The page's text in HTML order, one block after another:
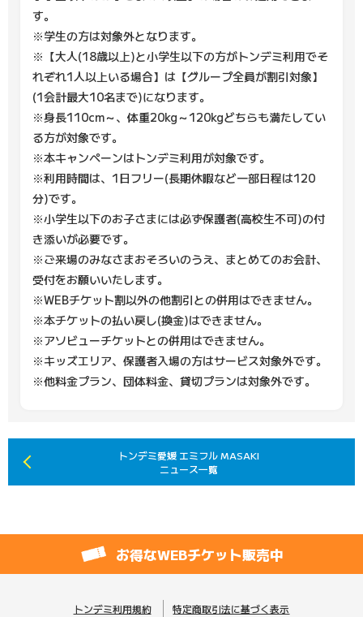
す。
※学生の方は対象外となります。
※【大人(18歳以上)と小学生以下の方がトンデミ利用でそ
れぞれ1人以上いる場合】は【グループ全員が割引対象】
(1会計最大10名まで)になります。
※身長110cm～、体重20kg～120kgどちらも満たしてい
る方が対象です。
※本キャンペーンはトンデミ利用が対象です。
※利用時間は、1日フリー(長期休暇など一部日程は120
分)です。
※小学生以下のお子さまには必ず保護者(高校生不可)の付
き添いが必要です。
※ご来場のみなさまおそろいのうえ、まとめてのお会計、
受付をお願いいたします。
※WEBチケット割以外の他割引との併用はできません。
※本チケットの払い戻し(換金)はできません。
※アソビューチケットとの併用はできません。
※キッズエリア、保護者入場の方はサービス対象外です。
※他料金プラン、団体料金、貸切プランは対象外です。
トンデミ愛媛 エミフル MASAKI
ニュース一覧
お得なWEBチケット販売中
トンデミ利用規約 特定商取引法に基づく表示